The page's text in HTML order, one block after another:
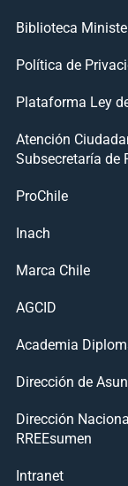
Biblioteca
Política de
Plataforma Ley
Atención
Subsecretaría de
ProChile
Inach
Marca Chile
AGCID
Academia
Dirección de
Dirección
RREEsumen
Intranet